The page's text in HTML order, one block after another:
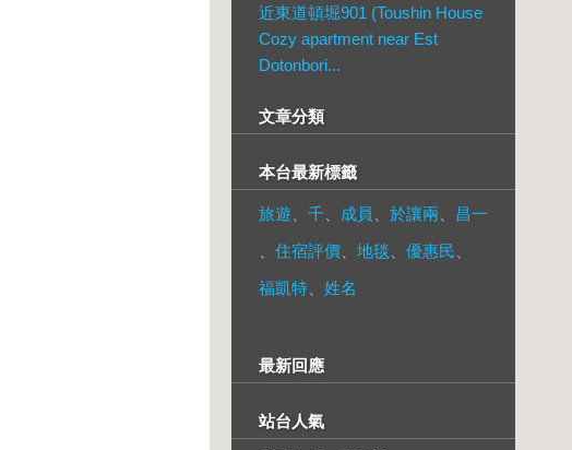
近東道頓堀901 (Toushin House
Cozy apartment near Est
Dotonbori...
文章分類
本台最新標籤
旅遊 千 成員 於讓兩
昌一
住宿評價 地毯 優惠民
福凱特
姓名
最新回應
站台人氣